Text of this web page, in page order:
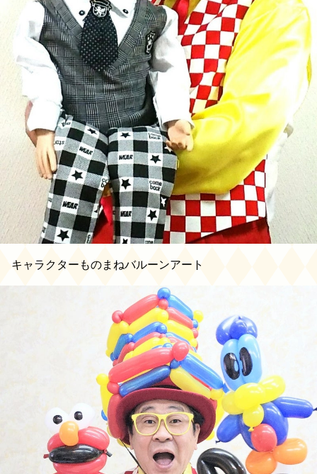
キャラクターものまねバルーンアート